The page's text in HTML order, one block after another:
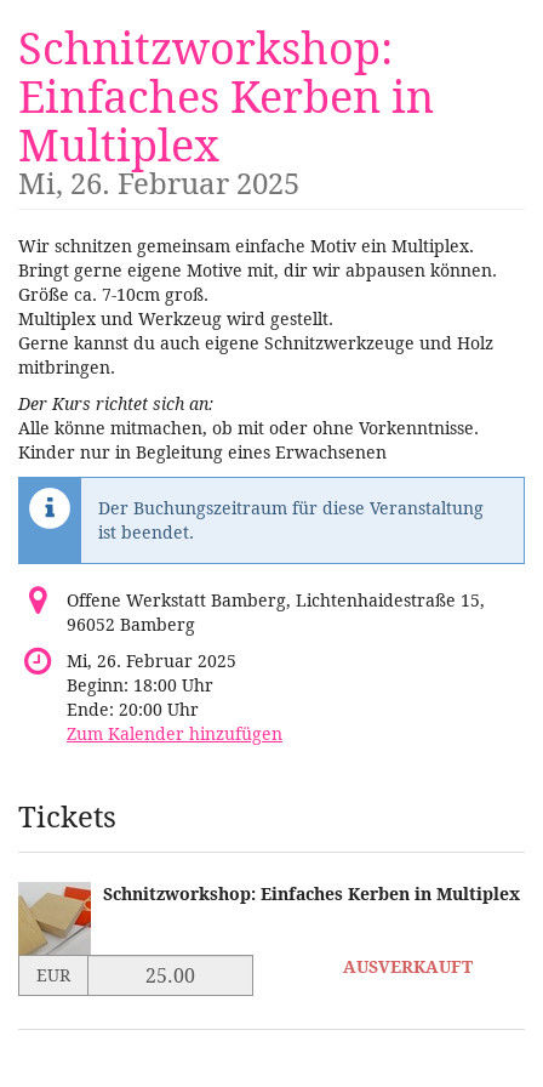
Haupt-
Inhalt
springen
Schnitzworkshop:
Einfaches Kerben in
Multiplex
Mi, 26. Februar 2025
Wir schnitzen gemeinsam einfache Motiv ein Multiplex.
Bringt gerne eigene Motive mit, dir wir abpausen können.
Größe ca. 7-10cm groß.
Multiplex und Werkzeug wird gestellt.
Gerne kannst du auch eigene Schnitzwerkzeuge und Holz
mitbringen.
Der Kurs richtet sich an:
Alle könne mitmachen, ob mit oder ohne Vorkenntnisse.
Kinder nur in Begleitung eines Erwachsenen
Der Buchungszeitraum für diese Veranstaltung
ist beendet.
Offene Werkstatt Bamberg, Lichtenhaidestraße 15,
96052 Bamberg
Mi, 26. Februar 2025
Beginn: 18:00 Uhr
Ende: 20:00 Uhr
Zum Kalender hinzufügen
Produkte
Tickets
Schnitzworkshop: Einfaches Kerben in Multiplex
Preis
in
für
EUR AUSVERKAUFT